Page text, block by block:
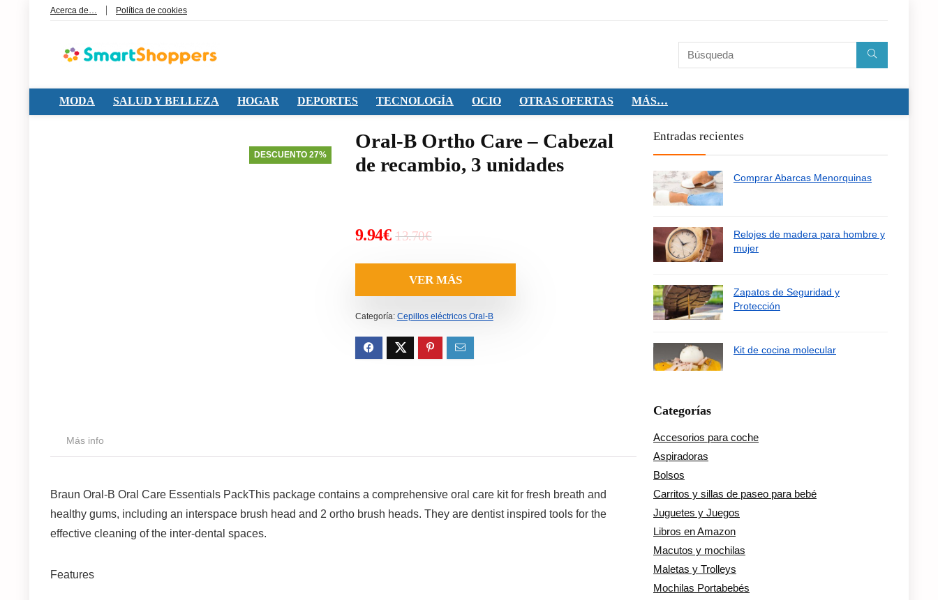
Acerca de… Política de cookies
MODA SALUD Y BELLEZA HOGAR DEPORTES TECNOLOGÍA OCIO OTRAS OFERTAS MÁS…
DESCUENTO 27%
Oral-B Ortho Care – Cabezal
de recambio, 3 unidades
13.70€El
original
era:
13.70€.
9.94€
El
actual
es:
9.94€.
VER MÁS
Categoría: Cepillos eléctricos Oral-B
Más info
Braun Oral-B Oral Care Essentials PackThis package contains a comprehensive oral care kit for fresh breath and
healthy gums, including an interspace brush head and 2 ortho brush heads. They are dentist inspired tools for the
effective cleaning of the inter-dental spaces.
Features
Entradas recientes
Comprar Abarcas Menorquinas
Relojes de madera para hombre y
mujer
Zapatos de Seguridad y
Protección
Kit de cocina molecular
Categorías
Accesorios para coche
Aspiradoras
Bolsos
Carritos y sillas de paseo para bebé
Juguetes y Juegos
Libros en Amazon
Macutos y mochilas
Maletas y Trolleys
Mochilas Portabebés